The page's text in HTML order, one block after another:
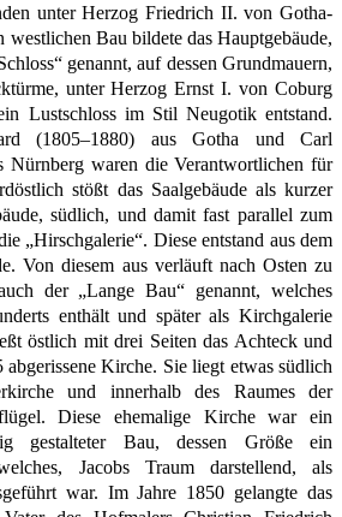
unter Herzog Friedrich II. von Gotha-
Bau bildete das Hauptgebäude,
genannt, auf dessen Grundmauern,
unter Herzog Ernst I. von Coburg
Lustschloss im Stil Neugotik entstand.
(1805–1880) aus Gotha und Carl
Nürnberg waren die Verantwortlichen für
stößt das Saalgebäude als kurzer
südlich, und damit fast parallel zum
„Hirschgalerie“. Diese entstand aus dem
Von diesem aus verläuft nach Osten zu
der „Lange Bau“ genannt, welches
enthält und später als Kirchgalerie
östlich mit drei Seiten das Achteck und
abgerissene Kirche. Sie liegt etwas südlich
und innerhalb des Raumes der
Diese ehemalige Kirche war ein
gestalteter Bau, dessen Größe ein
Jacobs Traum darstellend, als
war. Im Jahre 1850 gelangte das